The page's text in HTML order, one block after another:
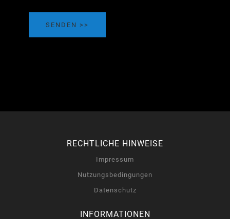
SENDEN
RECHTLICHE HINWEISE
Impressum
Nutzungsbedingungen
Datenschutz
INFORMATIONEN